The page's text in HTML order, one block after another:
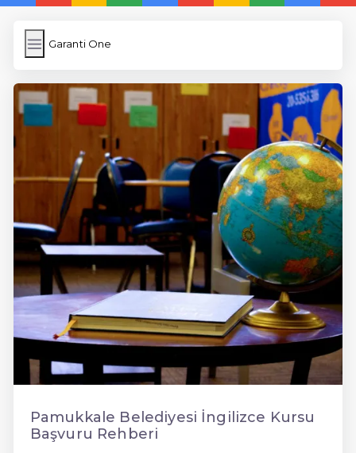
Garanti One
Garanti One
Resim Yükle
Wordpress Cache
Anasayfa
5 Günde İngilizce
İngilizce
Dil Eğitimi
En Hızlı İngilizce
En Kolay İngilizce
En Ucuz İngilizce
En Uygun İngilizce
Hızlı İngilizce
Pamukkale Belediyesi İngilizce Kursu
Başvuru Rehberi